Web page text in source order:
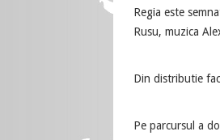
Regia este
Rusu, muzica
Din distributie
Pe parcursul a